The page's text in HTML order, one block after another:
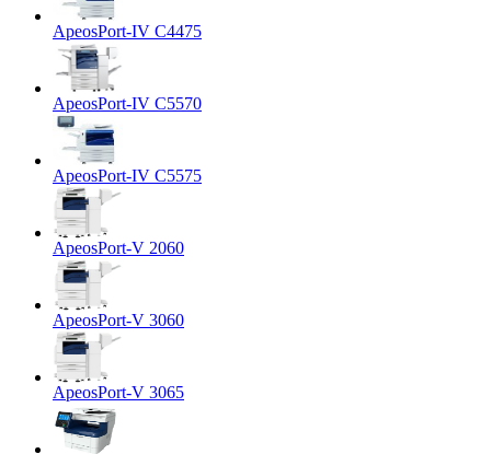
ApeosPort-IV C4475
ApeosPort-IV C5570
ApeosPort-IV C5575
ApeosPort-V 2060
ApeosPort-V 3060
ApeosPort-V 3065